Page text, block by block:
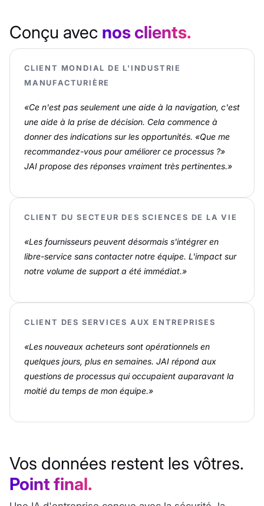
Conçu avec nos clients.
CLIENT MONDIAL DE L'INDUSTRIE
MANUFACTURIÈRE
«Ce n'est pas seulement une aide à la navigation, c'est
une aide à la prise de décision. Cela commence à
donner des indications sur les opportunités. «Que me
recommandez-vous pour améliorer ce processus ?»
JAI propose des réponses vraiment très pertinentes.»
CLIENT DU SECTEUR DES SCIENCES DE LA VIE
«Les fournisseurs peuvent désormais s'intégrer en
libre-service sans contacter notre équipe. L'impact sur
notre volume de support a été immédiat.»
CLIENT DES SERVICES AUX ENTREPRISES
«Les nouveaux acheteurs sont opérationnels en
quelques jours, plus en semaines. JAI répond aux
questions de processus qui occupaient auparavant la
moitié du temps de mon équipe.»
Vos données restent les vôtres.
Point final.